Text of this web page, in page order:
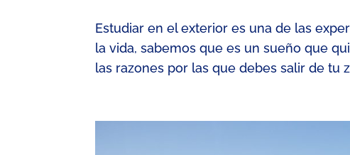
Estudiar en el exterior es una de las
la vida, sabemos que es un sueño que
las razones por las que debes salir de tu